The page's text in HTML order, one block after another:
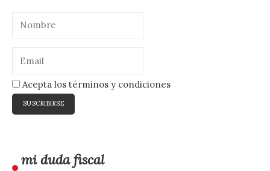
Acepta los términos y condiciones
mi duda fiscal